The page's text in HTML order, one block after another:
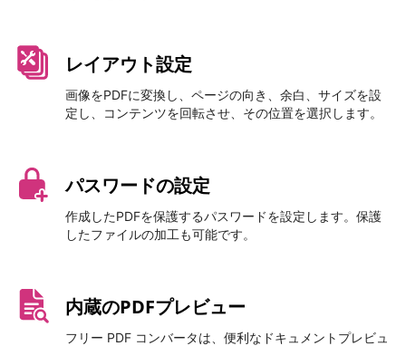
レイアウト設定
画像をPDFに変換し、ページの向き、余白、サイズを設
定し、コンテンツを回転させ、その位置を選択します。
パスワードの設定
作成したPDFを保護するパスワードを設定します。保護
したファイルの加工も可能です。
内蔵のPDFプレビュー
フリー PDF コンバータは、便利なドキュメントプレビュ